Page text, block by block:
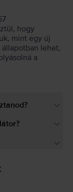
hogy
mint egy új
lehet,
a